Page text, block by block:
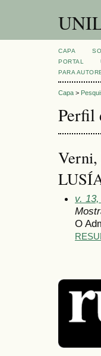
CAPA
PORTAL
PARA
Capa >
Perfil
v.
O